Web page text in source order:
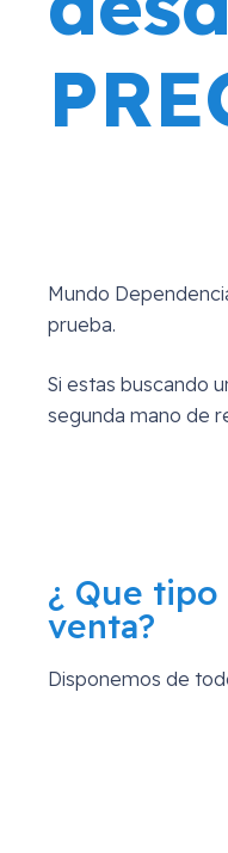
Mundo
prueba.
Si estas buscando
segunda mano de
¿ Que tipo
venta?
Disponemos de